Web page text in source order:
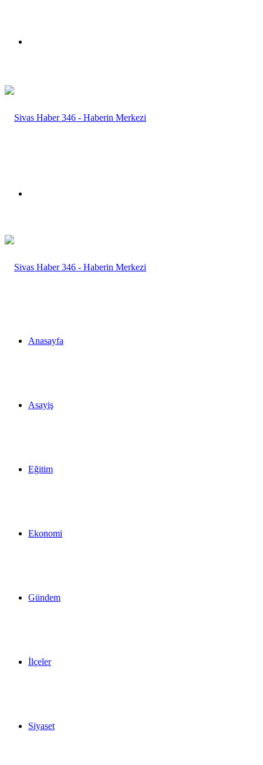
Anasayfa
Asayiş
Eğitim
Ekonomi
Gündem
İlçeler
Siyaset